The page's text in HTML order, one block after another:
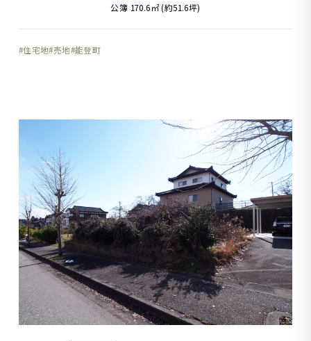
公簿 170.6㎡ (約51.6坪)
住宅地 売地 能登町